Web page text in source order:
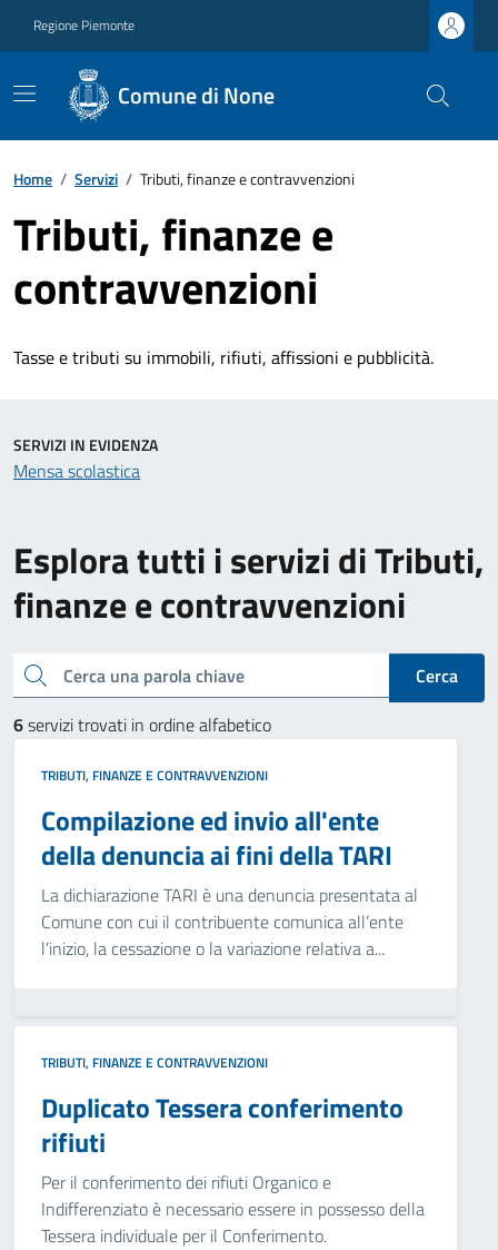
Regione Piemonte
Comune di None
Home / Servizi / Tributi, finanze e contravvenzioni
Tributi, finanze e
contravvenzioni
Tasse e tributi su immobili, rifiuti, affissioni e pubblicità.
Esplora tutti i servizi di Tributi,
finanze e contravvenzioni
Cerca una parola chiave
Cerca
6servizi trovati in ordine alfabetico
TRIBUTI, FINANZE E CONTRAVVENZIONI
Compilazione ed invio all'ente
della denuncia ai fini della TARI
La dichiarazione TARI è una denuncia presentata al
Comune con cui il contribuente comunica all’ente
l’inizio, la cessazione o la variazione relativa a...
TRIBUTI, FINANZE E CONTRAVVENZIONI
Duplicato Tessera conferimento
rifiuti
Per il conferimento dei rifiuti Organico e
Indifferenziato è necessario essere in possesso della
Tessera individuale per il Conferimento.
SERVIZI IN EVIDENZA
Mensa scolastica